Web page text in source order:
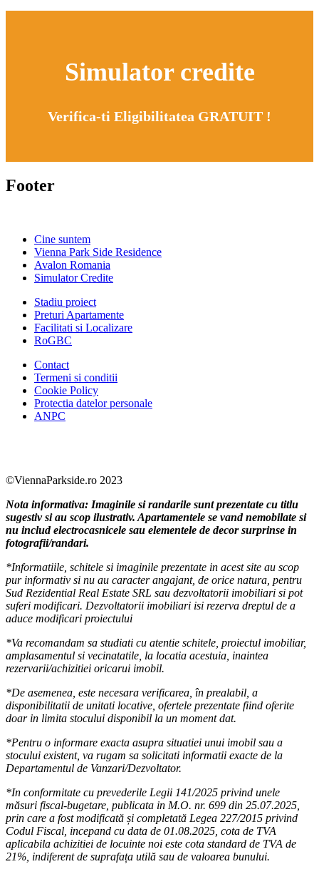
Simulator credite
Verifica-ti Eligibilitatea GRATUIT !
Footer
Cine suntem
Vienna Park Side Residence
Avalon Romania
Simulator Credite
Stadiu proiect
Preturi Apartamente
Facilitati si Localizare
RoGBC
Contact
Termeni si conditii
Cookie Policy
Protectia datelor personale
ANPC
©ViennaParkside.ro 2023
Nota informativa: Imaginile si randarile sunt prezentate cu titlu
sugestiv si au scop ilustrativ. Apartamentele se vand nemobilate si
nu includ electrocasnicele sau elementele de decor surprinse in
fotografii/randari.
*Informatiile, schitele si imaginile prezentate in acest site au scop
pur informativ si nu au caracter angajant, de orice natura, pentru
Sud Rezidential Real Estate SRL sau dezvoltatorii imobiliari si pot
suferi modificari. Dezvoltatorii imobiliari isi rezerva dreptul de a
aduce modificari proiectului
*Va recomandam sa studiati cu atentie schitele, proiectul imobiliar,
amplasamentul si vecinatatile, la locatia acestuia, inaintea
rezervarii/achizitiei oricarui imobil.
*De asemenea, este necesara verificarea, în prealabil, a
disponibilitatii de unitati locative, ofertele prezentate fiind oferite
doar in limita stocului disponibil la un moment dat.
*Pentru o informare exacta asupra situatiei unui imobil sau a
stocului existent, va rugam sa solicitati informatii exacte de la
Departamentul de Vanzari/Dezvoltator.
*In conformitate cu prevederile Legii 141/2025 privind unele
măsuri fiscal-bugetare, publicata in M.O. nr. 699 din 25.07.2025,
prin care a fost modificată și completată Legea 227/2015 privind
Codul Fiscal, incepand cu data de 01.08.2025, cota de TVA
aplicabila achizitiei de locuinte noi este cota standard de TVA de
21%, indiferent de suprafața utilă sau de valoarea bunului.